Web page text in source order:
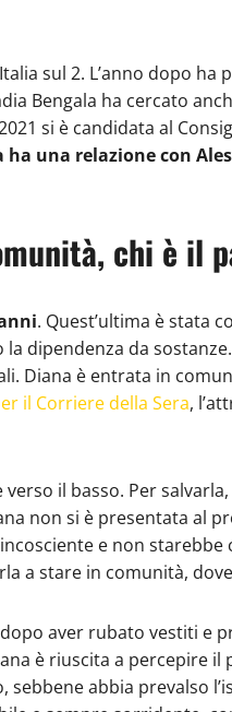
sul 2. L’anno dopo
Bengala ha cercato
si è candidata al
ha una relazione con
chi è il
. Quest’ultima è stata
dipendenza da
è entrata in
il Corriere della Sera,
il basso. Per salvarla,
non si è presentata al
e non
a stare in comunità,
aver rubato vestiti e
è riuscita a percepire
abbia prevalso